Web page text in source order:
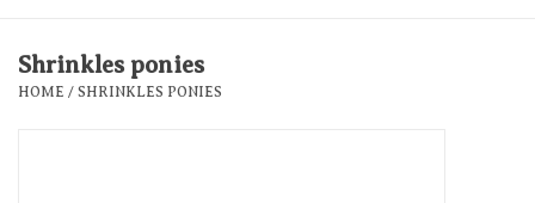
Decoratie
Shrinkles ponies
HOME / SHRINKLES PONIES